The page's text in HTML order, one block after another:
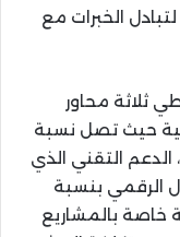
الخبرات مع
ثلاثة محاور
حيث تصل نسبة
الدعم التقني الذي
الرقمي بنسبة
حزمة خاصة بالمشاريع